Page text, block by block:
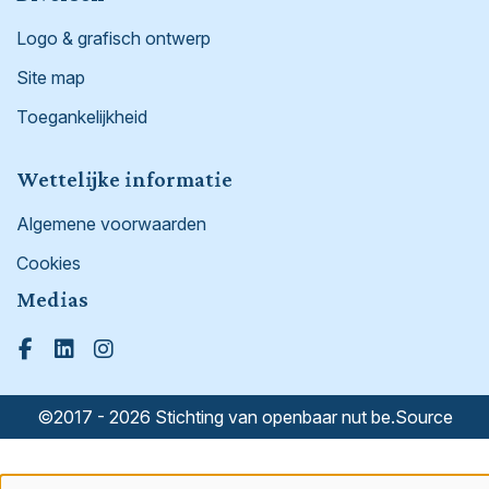
Logo & grafisch ontwerp
Site map
Toegankelijkheid
Wettelijke informatie
Algemene voorwaarden
Cookies
Medias
Facebook
Linked inInstagram
©2017 - 2026 Stichting van openbaar nut be.Source